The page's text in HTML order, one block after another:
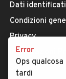
Dati
Condizioni
Privacy
Impostazioni
Security
Error
Ops
tardi